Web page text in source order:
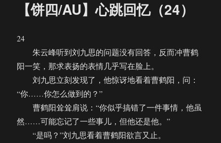
【饼四/AU】心跳回忆（24）
24
朱云峰听到刘九思的问题没有回答，反而冲曹鹤
阳一笑，那求表扬的表情几乎写在脸上。
刘九思立刻发现了，他惊讶地看着曹鹤阳，问：
“你……你怎么做到的？”
曹鹤阳耸耸肩说：“你似乎搞错了一件事情，他虽
然……可能忘记了一些事儿，但他还是他。”
“是吗？”刘九思看着曹鹤阳欲言又止。